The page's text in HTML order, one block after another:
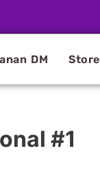
DM Store
#1